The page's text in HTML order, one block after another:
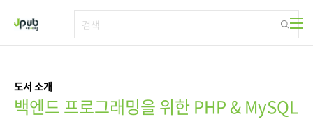
도서 소개
백엔드 프로그래밍을 위한 PHP & MySQL